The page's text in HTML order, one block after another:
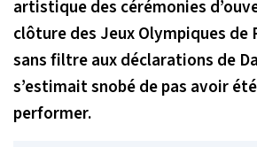
artistique des cérémonies
clôture des Jeux Olympiques de
sans filtre aux déclarations de
s’estimait snobé de pas avoir
performer.